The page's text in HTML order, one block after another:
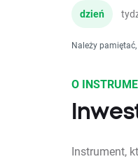
dzień
Należy
O
Instrument,